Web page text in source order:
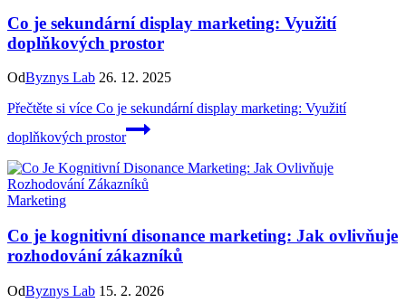
Co je sekundární display marketing: Využití
doplňkových prostor
OdByznys Lab 26. 12. 2025
Přečtěte si více Co je sekundární display marketing: Využití
doplňkových prostor
Marketing
Co je kognitivní disonance marketing: Jak ovlivňuje
rozhodování zákazníků
OdByznys Lab 15. 2. 2026